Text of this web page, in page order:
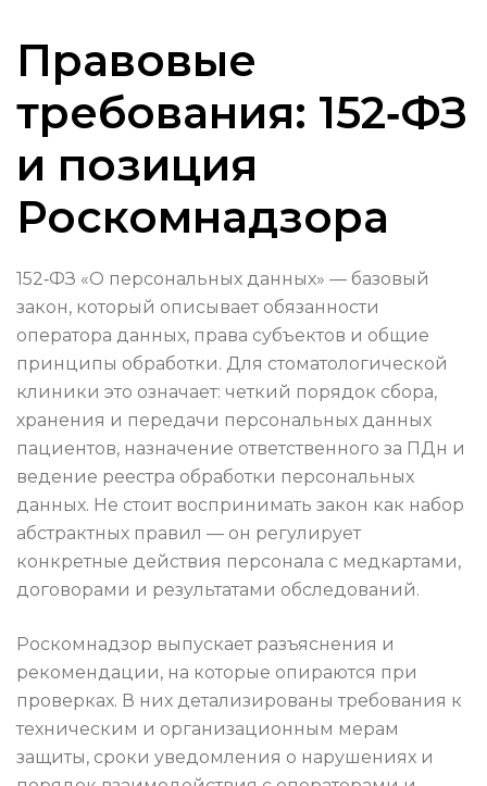
Правовые
требования: 152‑ФЗ
и позиция
Роскомнадзора
152‑ФЗ «О персональных данных» — базовый
закон, который описывает обязанности
оператора данных, права субъектов и общие
принципы обработки. Для стоматологической
клиники это означает: четкий порядок сбора,
хранения и передачи персональных данных
пациентов, назначение ответственного за ПДн и
ведение реестра обработки персональных
данных. Не стоит воспринимать закон как набор
абстрактных правил — он регулирует
конкретные действия персонала с медкартами,
договорами и результатами обследований.
Роскомнадзор выпускает разъяснения и
рекомендации, на которые опираются при
проверках. В них детализированы требования к
техническим и организационным мерам
защиты, сроки уведомления о нарушениях и